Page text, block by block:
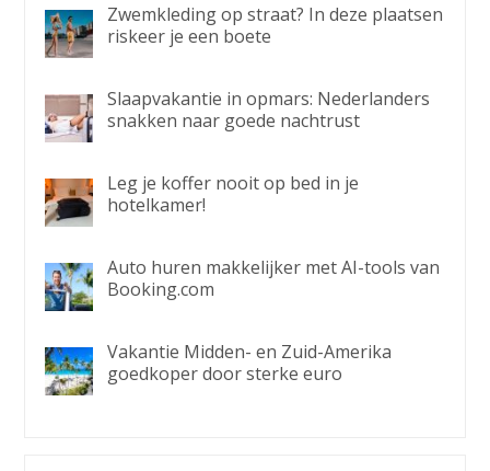
Zwemkleding op straat? In deze plaatsen
riskeer je een boete
Slaapvakantie in opmars: Nederlanders
snakken naar goede nachtrust
Leg je koffer nooit op bed in je
hotelkamer!
Auto huren makkelijker met AI-tools van
Booking.com
Vakantie Midden- en Zuid-Amerika
goedkoper door sterke euro